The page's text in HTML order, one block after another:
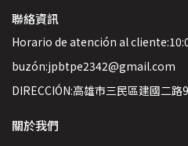
聯絡資訊
Horario de atención al
buzón:jpbtpe2342@gmail.com
DIRECCIÓN:高雄市三民區建國二路
關於我們